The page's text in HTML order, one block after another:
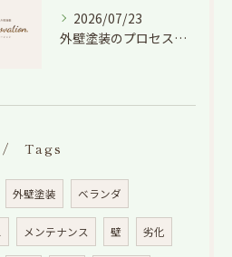
2026/07/23
外壁塗装のプロセスを愛知県でスムーズに進めるための工程と費用徹底解説
Tags
外壁塗装 ベランダ
メンテナンス 壁 劣化